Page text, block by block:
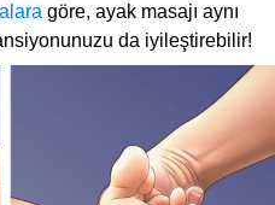
göre, ayak masajı aynı
da iyileştirebilir!